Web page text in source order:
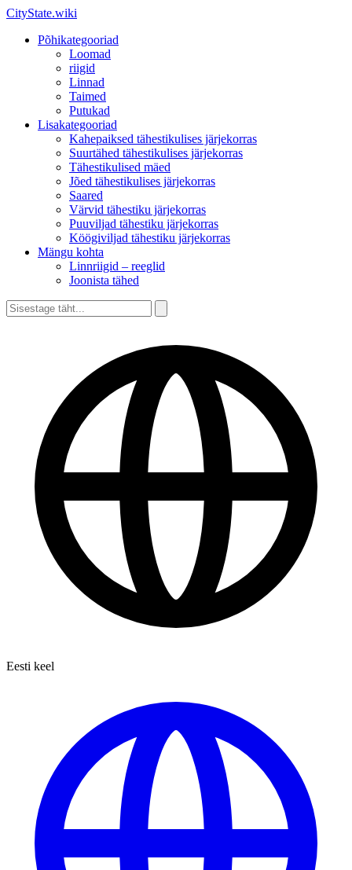
CityState.wiki
Põhikategooriad
Loomad
riigid
Linnad
Taimed
Putukad
Lisakategooriad
Kahepaiksed tähestikulises järjekorras
Suurtähed tähestikulises järjekorras
Tähestikulised mäed
Jõed tähestikulises järjekorras
Saared
Värvid tähestiku järjekorras
Puuviljad tähestiku järjekorras
Köögiviljad tähestiku järjekorras
Mängu kohta
Linnriigid – reeglid
Joonista tähed
Eesti keel